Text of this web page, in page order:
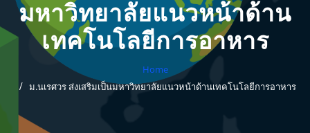
มหาวิทยาลัยแนวหน้าด้าน
เทคโนโลยีการอาหาร
Home
ม.นเรศวร ส่งเสริมเป็นมหาวิทยาลัยแนวหน้าด้านเทคโนโลยีการอาหาร